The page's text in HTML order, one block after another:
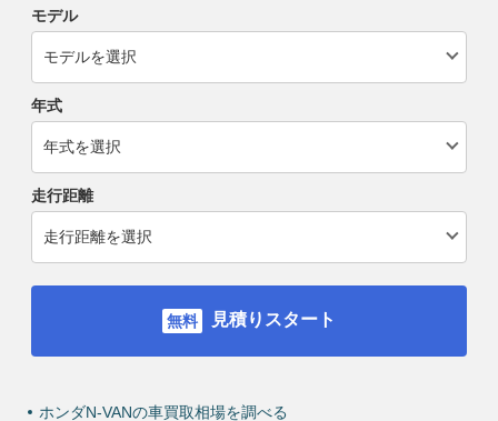
モデル
年式
走行距離
見積りスタート
ホンダN-VANの車買取相場を調べる